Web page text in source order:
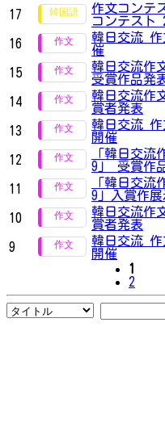
17
作文コンテ
コンテスト
16
韓日交流 作
催
15
韓日交流作
受賞作品発
14
韓日交流作
賞者発表
13
韓日交流 作
開催
12
「韓日交流
9」 受賞作
11
「韓日交流
9」入賞作
10
韓日交流作
賞者発表
9
韓日交流 作
開催
1
2